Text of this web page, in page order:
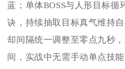
蓝；单体BOSS与人形目标循
诀，持续抽取目标真气维持
却间隔统一调整至零点九秒
间，实战中无需手动单点技